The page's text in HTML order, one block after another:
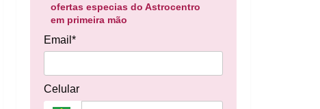
ofertas especias do Astrocentro
em primeira mão
Email*
Celular